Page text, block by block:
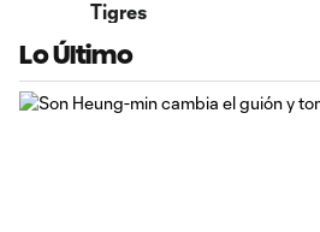
Lo Último